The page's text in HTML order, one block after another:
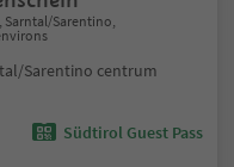
Sarntal/Sarentino,
Sarentino centrum
Südtirol Guest Pass